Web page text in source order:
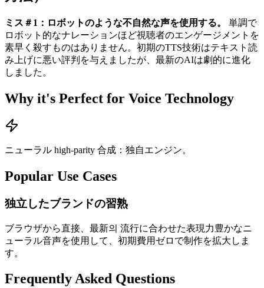
ミス＃1：ロボットのような不自然な声を使用する。
単調で
ロボット的なナレーションほど視聴者のエンゲージメントを
素早く殺すものはありません。初期のTTS技術はテキスト読
み上げに悪い評判を与えましたが、最新のAIは劇的に進化
しました。
Why it's Perfect for Voice Technology
ニューラル high-parity 合成：独自エンジン。
Popular Use Cases
独立したブランドの習熟
ブラウザから直接、最新의 流行に合わせた表現力豊かなニ
ューラル音声を使用して、初期費用ゼロで制作を拡大しま
す。
Frequently Asked Questions